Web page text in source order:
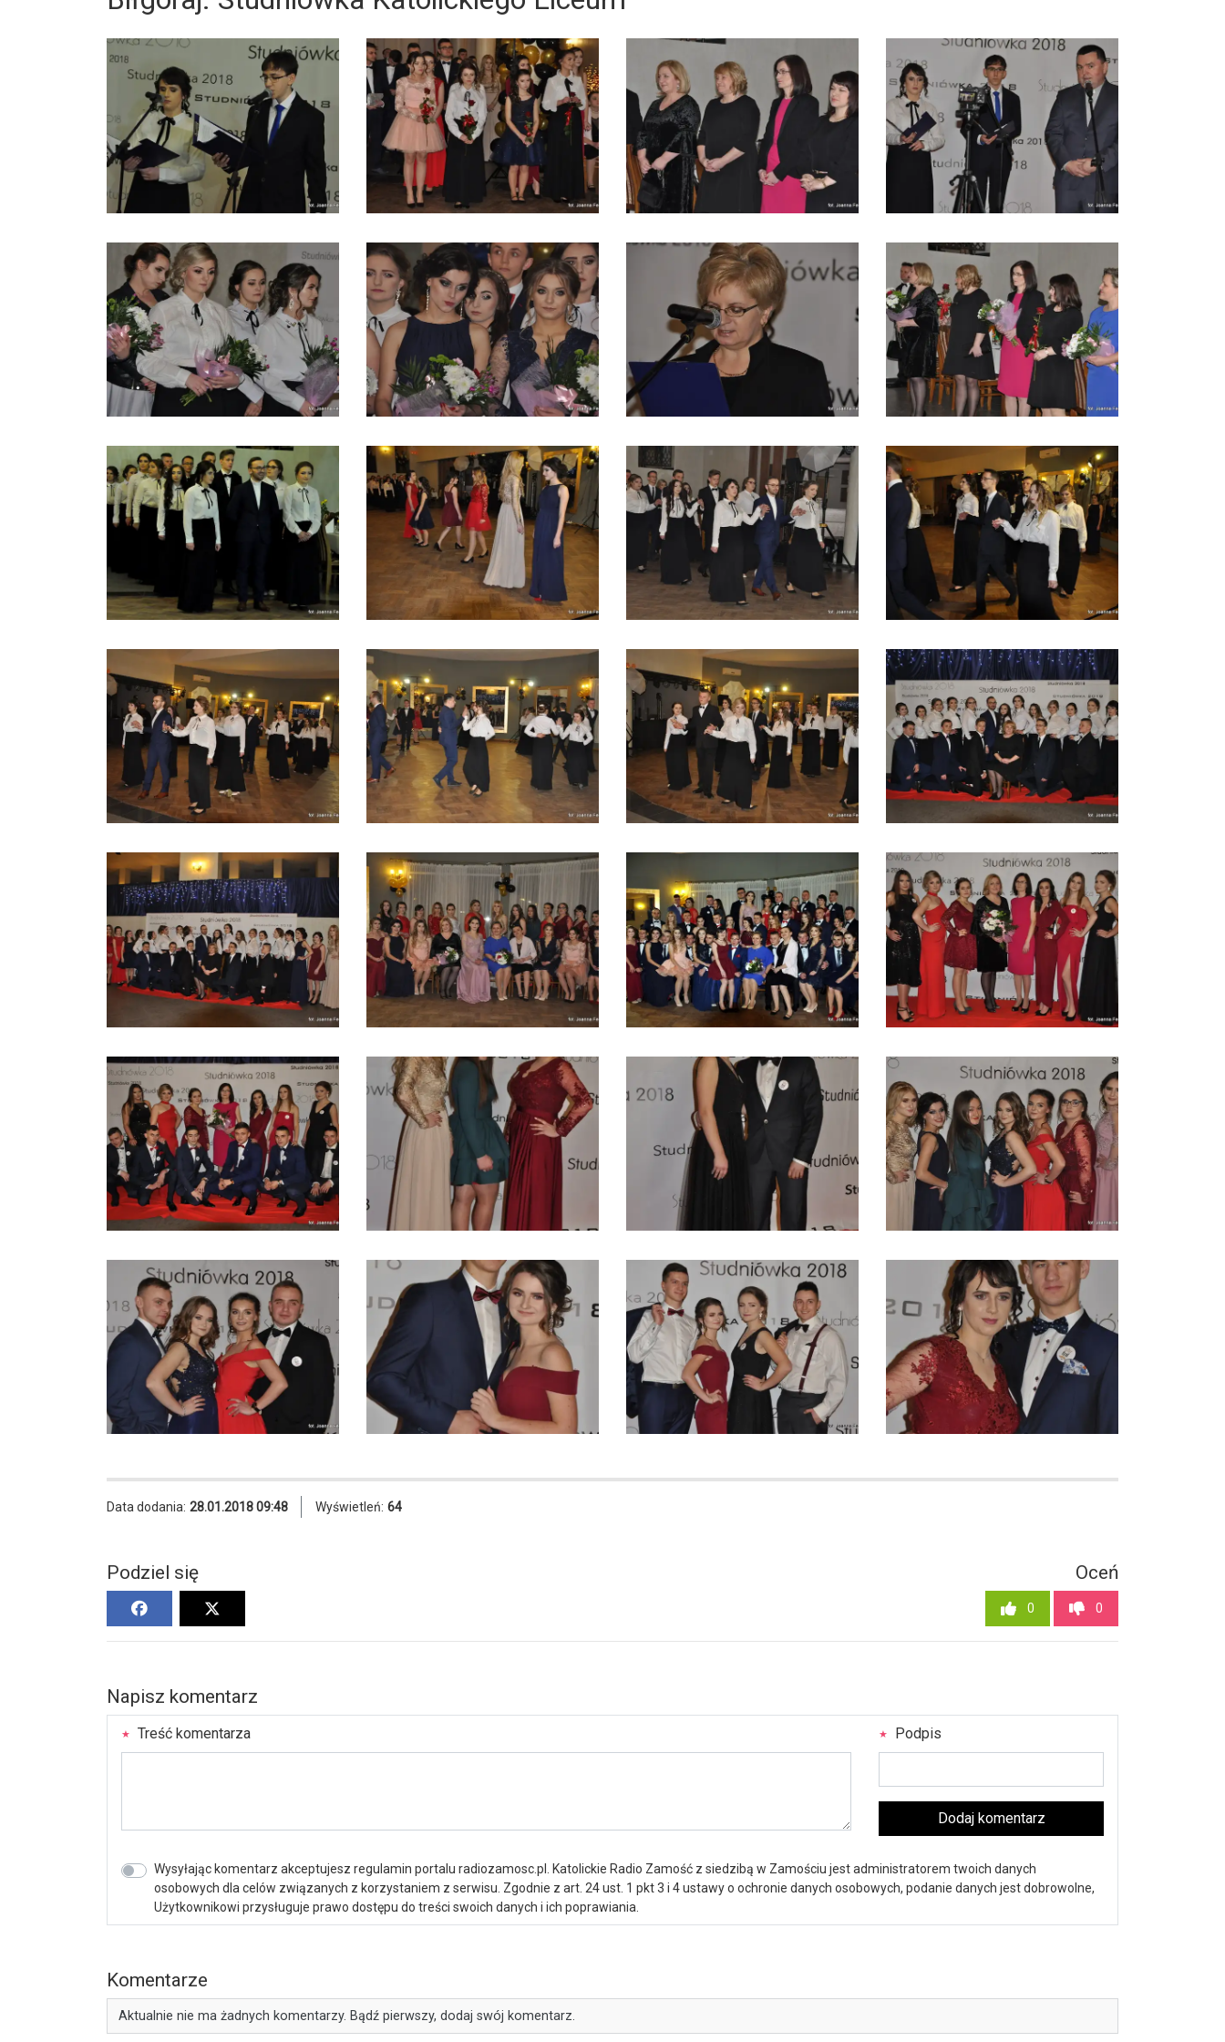
Data dodania: 28.01.2018 09:48 Wyświetleń: 64
Podziel się Oceń
0 0
Napisz komentarz
Treść komentarza Podpis
Dodaj komentarz
Wysyłając komentarz akceptujesz regulamin portalu radiozamosc.pl. Katolickie Radio Zamość z siedzibą w Zamościu jest administratorem twoich danych
osobowych dla celów związanych z korzystaniem z serwisu. Zgodnie z art. 24 ust. 1 pkt 3 i 4 ustawy o ochronie danych osobowych, podanie danych jest dobrowolne,
Użytkownikowi przysługuje prawo dostępu do treści swoich danych i ich poprawiania.
Komentarze
Aktualnie nie ma żadnych komentarzy. Bądź pierwszy, dodaj swój komentarz.